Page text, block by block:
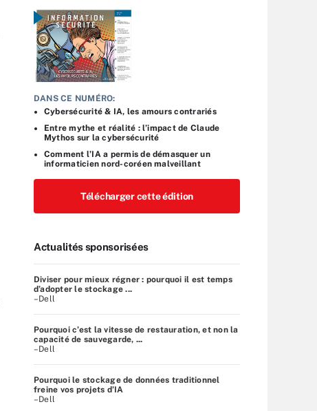
DANS CE NUMÉRO:
Cybersécurité & IA, les amours contrariés
Entre mythe et réalité : l’impact de Claude
Mythos sur la cybersécurité
Comment l’IA a permis de démasquer un
informaticien nord-coréen malveillant
Télécharger cette édition
Actualités sponsorisées
Diviser pour mieux régner : pourquoi il est temps
d’adopter le stockage ...
–Dell
Pourquoi c’est la vitesse de restauration, et non la
capacité de sauvegarde, ...
–Dell
Pourquoi le stockage de données traditionnel
freine vos projets d’IA
–Dell